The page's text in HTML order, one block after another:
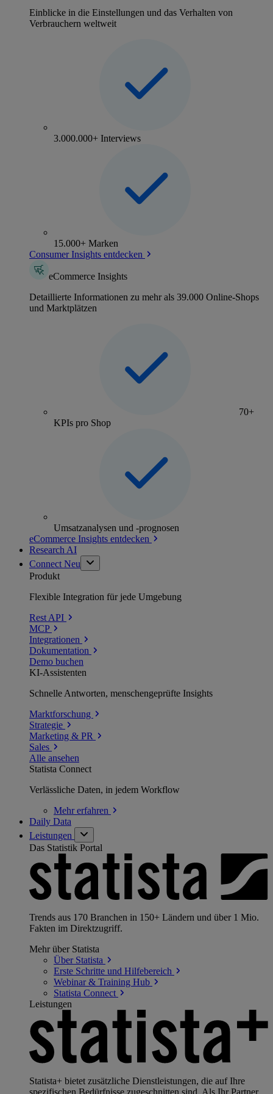
Einblicke in die Einstellungen und das Verhalten von
Verbrauchern weltweit
3.000.000+ Interviews
15.000+ Marken
Consumer Insights entdecken
eCommerce Insights
Detaillierte Informationen zu mehr als 39.000 Online-Shops
und Marktplätzen
70+
KPIs pro Shop
Umsatzanalysen und -prognosen
eCommerce Insights entdecken
Research AI
Connect Neu
Produkt
Flexible Integration für jede Umgebung
Rest API
MCP
Integrationen
Dokumentation
Demo buchen
KI-Assistenten
Schnelle Antworten, menschengeprüfte Insights
Marktforschung
Strategie
Marketing & PR
Sales
Alle ansehen
Statista Connect
Verlässliche Daten, in jedem Workflow
Mehrerfahren
Daily Data
Leistungen
Das Statistik Portal
Trends aus 170 Branchen in 150+ Ländern und über 1 Mio.
Fakten im Direktzugriff.
Mehr über Statista
Über Statista
Erste Schritte und Hilfebereich
Webinar & Training Hub
Statista Connect
Leistungen
Statista+ bietet zusätzliche Dienstleistungen, die auf Ihre
spezifischen Bedürfnisse zugeschnitten sind. Als Ihr Partner